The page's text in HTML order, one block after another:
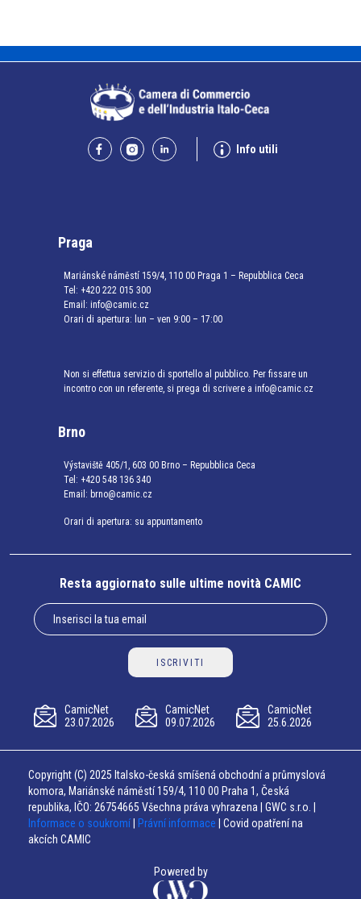
Info utili
Praga
Mariánské náměstí 159/4, 110 00 Praga 1 – Repubblica Ceca
Tel: +420 222 015 300
Email: info@camic.cz
Orari di apertura: lun – ven 9:00 – 17:00
Non si effettua servizio di sportello al pubblico. Per fissare un
incontro con un referente, si prega di scrivere a info@camic.cz
Brno
Výstaviště 405/1, 603 00 Brno – Repubblica Ceca
Tel: +420 548 136 340
Email: brno@camic.cz
Orari di apertura: su appuntamento
Resta aggiornato sulle ultime novità CAMIC
ISCRIVITI
CamicNet
23.07.2026
CamicNet
09.07.2026
CamicNet
25.6.2026
Copyright (C) 2025 Italsko-česká smíšená obchodní a průmyslová
komora, Mariánské náměstí 159/4, 110 00 Praha 1, Česká
republika, IČO: 26754665 Všechna práva vyhrazena | GWC s.r.o. |
Informace o soukromí
Právní informace | Covid opatření na
akcích CAMIC
Powered by